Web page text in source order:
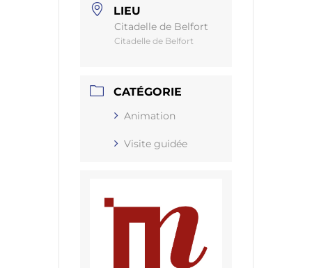
LIEU
Citadelle de Belfort
Citadelle de Belfort
CATÉGORIE
Animation
Visite guidée